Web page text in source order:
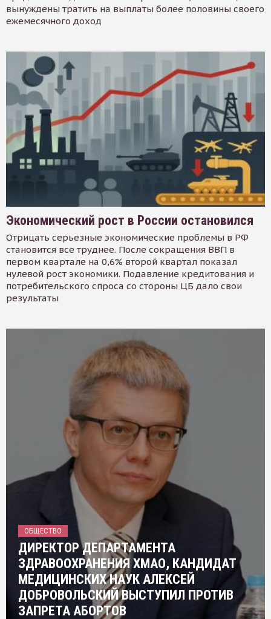
вынуждены тратить на выплаты более половины своего
ежемесячного доход
Экономический рост в России остановился
Отрицать серьезные экономические проблемы в РФ
становится все труднее. После сокращения ВВП в
первом квартале на 0,6% второй квартал показал
нулевой рост экономики. Подавление кредитования и
потребительского спроса со стороны ЦБ дало свои
результаты
ОБЩЕСТВО
ДИРЕКТОР ДЕПАРТАМЕНТА
ЗДРАВООХРАНЕНИЯ ХМАО, КАНДИДАТ
МЕДИЦИНСКИХ НАУК АЛЕКСЕЙ
ДОБРОВОЛЬСКИЙ ВЫСТУПИЛ ПРОТИВ
ЗАПРЕТА АБОРТОВ